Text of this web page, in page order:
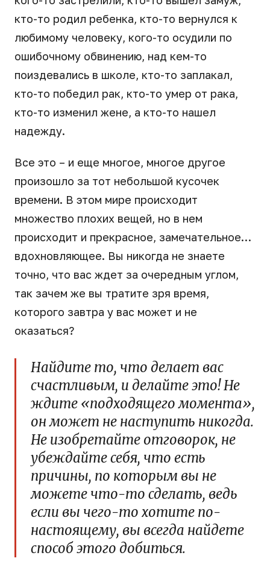
кто-то родил ребенка, кто-то вернулся к
любимому человеку, кого-то осудили по
ошибочному обвинению, над кем-то
поиздевались в школе, кто-то заплакал,
кто-то победил рак, кто-то умер от рака,
кто-то изменил жене, а кто-то нашел
надежду.
Все это – и еще многое, многое другое
произошло за тот небольшой кусочек
времени. В этом мире происходит
множество плохих вещей, но в нем
происходит и прекрасное, замечательное…
вдохновляющее. Вы никогда не знаете
точно, что вас ждет за очередным углом,
так зачем же вы тратите зря время,
которого завтра у вас может и не
оказаться?
Найдите то, что делает вас
счастливым, и делайте это! Не
ждите «подходящего момента»,
он может не наступить никогда.
Не изобретайте отговорок, не
убеждайте себя, что есть
причины, по которым вы не
можете что-то сделать, ведь
если вы чего-то хотите по-
настоящему, вы всегда найдете
способ этого добиться.